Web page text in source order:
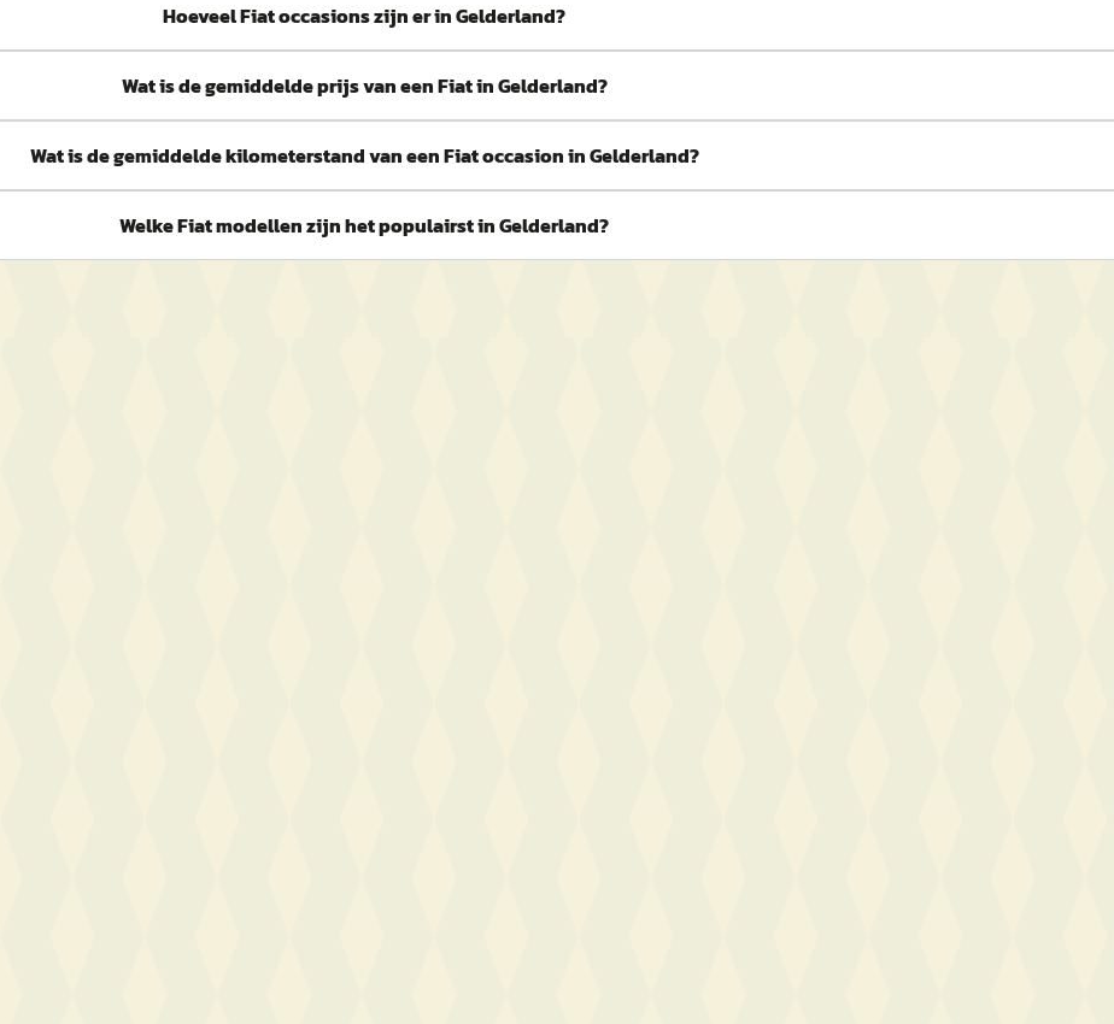
Hoeveel Fiat occasions zijn er in Gelderland?
Wat is de gemiddelde prijs van een Fiat in Gelderland?
Wat is de gemiddelde kilometerstand van een Fiat occasion in Gelderland?
Welke Fiat modellen zijn het populairst in Gelderland?